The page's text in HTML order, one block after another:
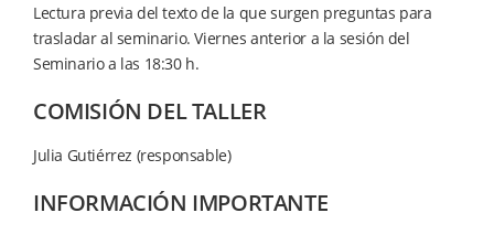
Lectura previa del texto de la que surgen preguntas para
trasladar al seminario. Viernes anterior a la sesión del
Seminario a las 18:30 h.
COMISIÓN DEL TALLER
Julia Gutiérrez (responsable)
INFORMACIÓN IMPORTANTE